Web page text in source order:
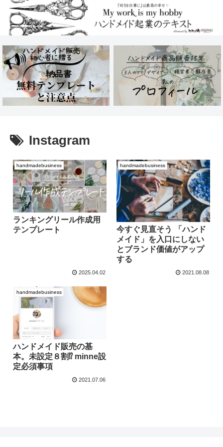
Instagram
handmadebusiness
ランキングリール作成用
テンプレート
2025.04.02
handmadebusiness
今すぐ見直そう 「ハンド
メイド」を入口にしない
とブランド価値がアップ
する
2021.08.08
handmadebusiness
ハンドメイド販売の基
本。未設定８割⁉ minne設
定必須事項
2021.07.06